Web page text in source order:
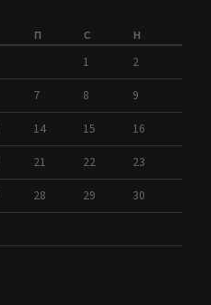
П С Н
1 2
7 8 9
14 15 16
21 22 23
28 29 30